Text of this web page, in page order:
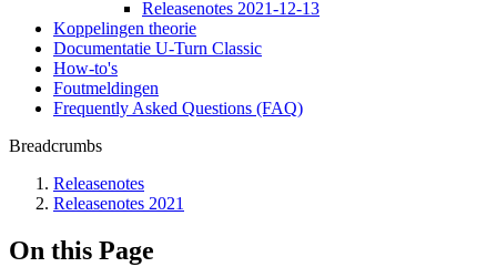
Releasenotes 2021-12-13
Koppelingen theorie
Documentatie U-Turn Classic
How-to's
Foutmeldingen
Frequently Asked Questions (FAQ)
Breadcrumbs
Releasenotes
Releasenotes 2021
On this Page